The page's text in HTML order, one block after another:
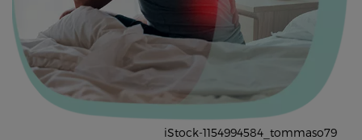
iStock-1154994584_tommaso79